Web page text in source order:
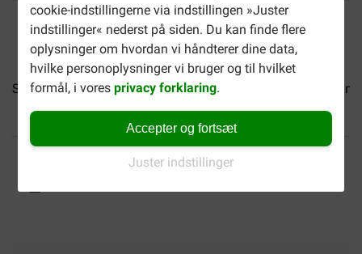
cookie-indstillingerne via indstillingen »Juster
indstillinger« nederst på siden. Du kan finde flere
oplysninger om hvordan vi håndterer dine data,
hvilke personoplysninger vi bruger og til hvilket
formål, i voresprivacy forklaring.
Accepter og fortsæt
Juster indstillinger
Smølke Soft Pate lam... Smølke Soft Pate oksekød...
Op til 40% billigere Fri levering fra 599 DKK